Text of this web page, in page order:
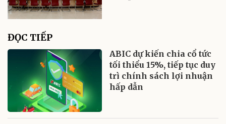
ĐỌC TIẾP
ABIC dự kiến chia cổ tức
tối thiểu 15%, tiếp tục duy
trì chính sách lợi nhuận
hấp dẫn